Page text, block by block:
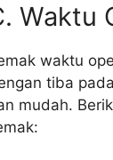
Waktu
waktu
tiba
mudah.